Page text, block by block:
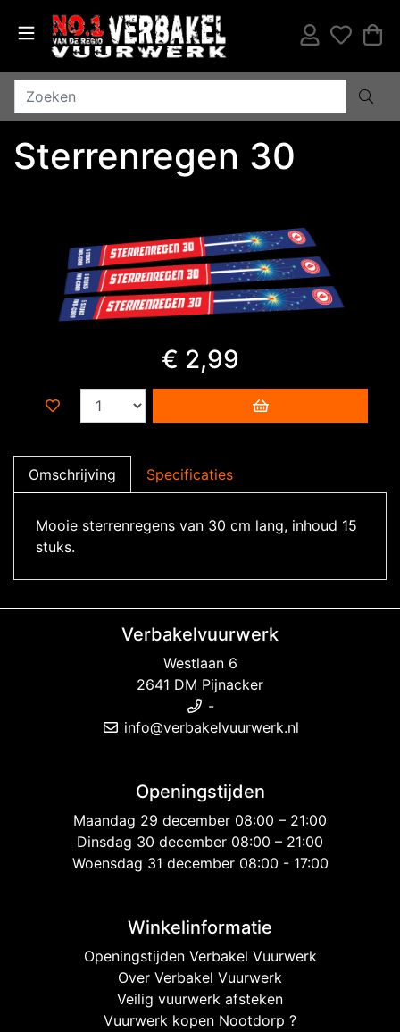
Sterrenregen 30
€ 2,99
Omschrijving Specificaties
Mooie sterrenregens van 30 cm lang, inhoud 15
stuks.
Verbakelvuurwerk
Westlaan 6
2641 DM Pijnacker
-
info@verbakelvuurwerk.nl
Openingstijden
Maandag 29 december 08:00 – 21:00
Dinsdag 30 december 08:00 – 21:00
Woensdag 31 december 08:00 - 17:00
Winkelinformatie
Openingstijden Verbakel Vuurwerk
Over Verbakel Vuurwerk
Veilig vuurwerk afsteken
Vuurwerk kopen Nootdorp ?